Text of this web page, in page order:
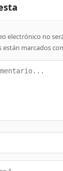
electrónico no
marcados con